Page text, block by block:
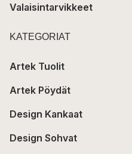
Valaisintarvikkeet
KATEGORIAT
Artek Tuolit
Artek Pöydät
Design Kankaat
Design Sohvat